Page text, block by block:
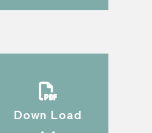
Down Load